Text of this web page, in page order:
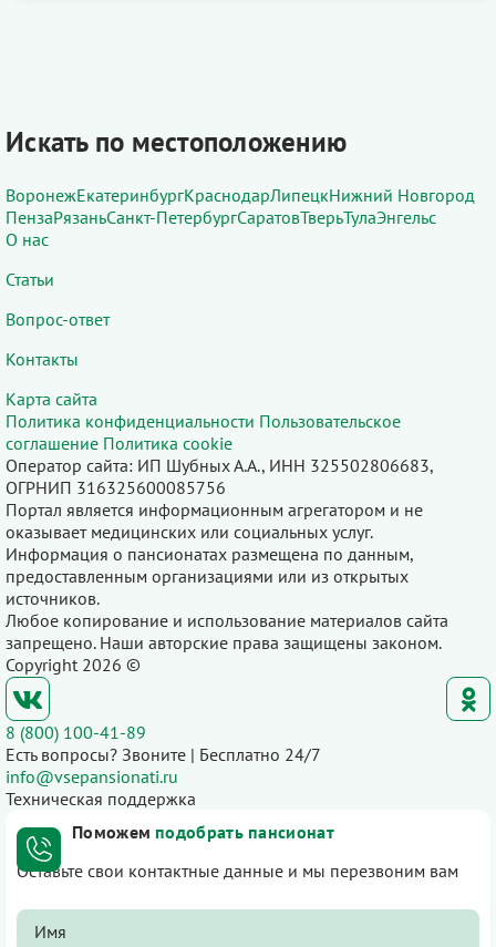
Искать по местоположению
ВоронежЕкатеринбургКраснодарЛипецкНижний Новгород
ПензаРязаньСанкт-ПетербургСаратовТверьТулаЭнгельс
О нас
Статьи
Вопрос-ответ
Контакты
Карта сайта
Политика конфиденциальности Пользовательское
соглашение Политика cookie
Оператор сайта: ИП Шубных А.А., ИНН 325502806683,
ОГРНИП 316325600085756
Портал является информационным агрегатором и не
оказывает медицинских или социальных услуг.
Информация о пансионатах размещена по данным,
предоставленным организациями или из открытых
источников.
Любое копирование и использование материалов сайта
запрещено. Наши авторские права защищены законом.
Copyright 2026 ©
8 (800) 100-41-89
Есть вопросы? Звоните | Бесплатно 24/7
info@vsepansionati.ru
Техническая поддержка
Поможем подобрать пансионат
Оставьте свои контактные данные и мы перезвоним вам